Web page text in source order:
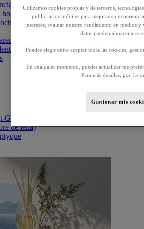
para interiores
Germain
de leña)
Utilizamos cookies propias y de terceros,
publicitarios móviles para mejorar su
intereses, evaluar nuestro rendimiento en medios
datos pueden almacenarse
Puedes elegir entre aceptar todas las cookies,
En cualquier momento, puedes actualizar tus
Para más detalles, por
Gestionar mis